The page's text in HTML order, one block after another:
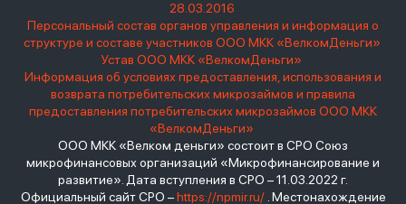
28.03.2016
Персональный состав органов управления и информация о
структуре и составе участников ООО МКК «ВелкомДеньги»
Устав ООО МКК «ВелкомДеньги»
Информация об условиях предоставления, использования и
возврата потребительских микрозаймов и правила
предоставления потребительских микрозаймов ООО МКК
«ВелкомДеньги»
ООО МКК «Велком деньги» состоит в СРО Союз
микрофинансовых организаций «Микрофинансирование и
развитие». Дата вступления в СРО – 11.03.2022 г.
Официальный сайт СРО –https://npmir.ru/. Местонахождение